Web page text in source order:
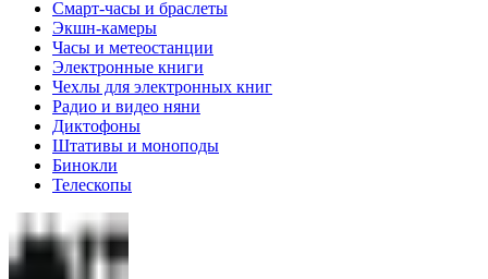
Смарт-часы и браслеты
Экшн-камеры
Часы и метеостанции
Электронные книги
Чехлы для электронных книг
Радио и видео няни
Диктофоны
Штативы и моноподы
Бинокли
Телескопы